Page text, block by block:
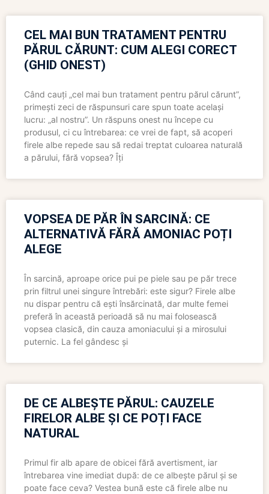
CEL MAI BUN TRATAMENT PENTRU
PĂRUL CĂRUNT: CUM ALEGI CORECT
(GHID ONEST)
Când cauți „cel mai bun tratament pentru părul cărunt”,
primești zeci de răspunsuri care spun toate același
lucru: „al nostru”. Un răspuns onest nu începe cu
produsul, ci cu întrebarea: ce vrei de fapt, să acoperi
firele albe repede sau să redai treptat culoarea naturală
a părului, fără vopsea? Îți
VOPSEA DE PĂR ÎN SARCINĂ: CE
ALTERNATIVĂ FĂRĂ AMONIAC POȚI
ALEGE
În sarcină, aproape orice pui pe piele sau pe păr trece
prin filtrul unei singure întrebări: este sigur? Firele albe
nu dispar pentru că ești însărcinată, dar multe femei
preferă în această perioadă să nu mai folosească
vopsea clasică, din cauza amoniacului și a mirosului
puternic. La fel gândesc și
DE CE ALBEȘTE PĂRUL: CAUZELE
FIRELOR ALBE ȘI CE POȚI FACE
NATURAL
Primul fir alb apare de obicei fără avertisment, iar
întrebarea vine imediat după: de ce albește părul și se
poate face ceva? Vestea bună este că firele albe nu